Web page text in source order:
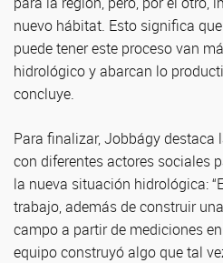
nuevo hábitat. Esto significa
puede tener este proceso van
hidrológico y abarcan lo
concluye.
Para finalizar, Jobbágy
con diferentes actores sociales
la nueva situación hidrológica:
trabajo, además de construir
campo a partir de mediciones
equipo construyó algo que tal